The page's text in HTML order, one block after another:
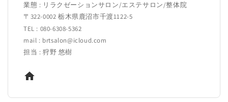
業態 : リラクゼーションサロン/エステサロン/整体院
〒322‐0002 栃木県鹿沼市千渡1122-5
TEL : 080-6308-5362
mail : brtsalon@icloud.com
担当 : 狩野 悠樹